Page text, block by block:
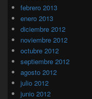
febrero 2013
enero 2013
diciembre 2012
noviembre 2012
octubre 2012
septiembre 2012
agosto 2012
julio 2012
junio 2012